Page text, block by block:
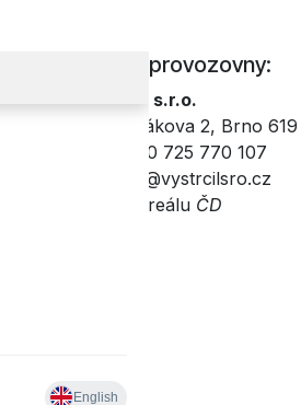
Adresa provozovny:
Vystrčil s.r.o.
Řehákova 2, Brno
+420 725 770 107
info@vystrcilsro.cz
Jsme v areálu ČD